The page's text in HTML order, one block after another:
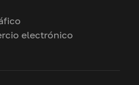
electrónico